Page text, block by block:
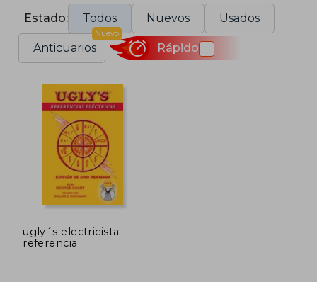
Estado: Todos Nuevos Usados
Anticuarios
Nuevo
Rápido
ugly´s electricista
referencia